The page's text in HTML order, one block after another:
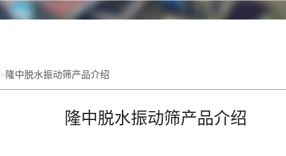
>隆中脱水振动筛产品介绍
隆中脱水振动筛产品介绍